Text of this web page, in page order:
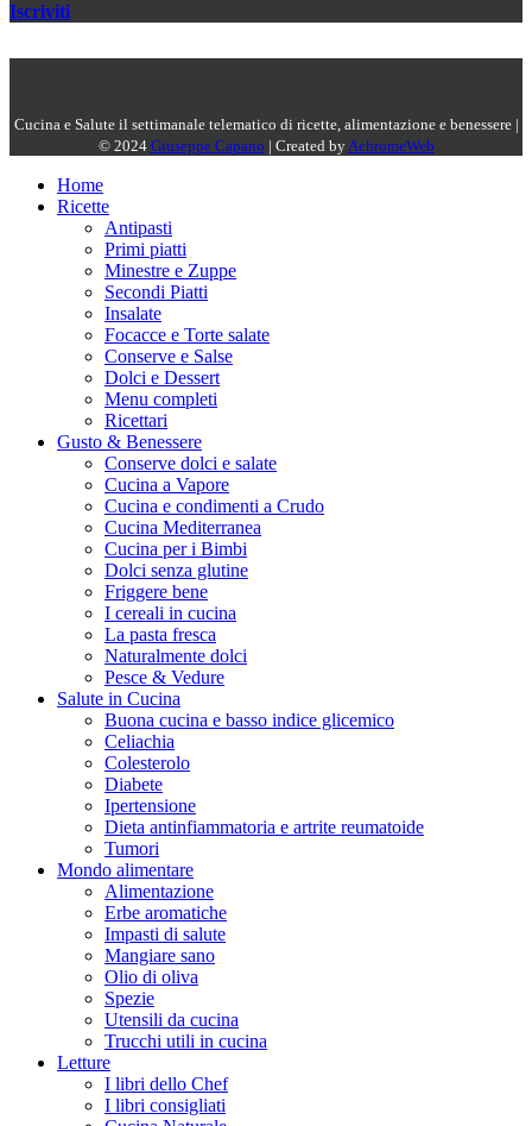
Iscriviti
Cucina e Salute il settimanale telematico di ricette, alimentazione e benessere |
© 2024 Giuseppe Capano | Created byAchromeWeb
Home
Ricette
Antipasti
Primi piatti
Minestre e Zuppe
Secondi Piatti
Insalate
Focacce e Torte salate
Conserve e Salse
Dolci e Dessert
Menu completi
Ricettari
Gusto & Benessere
Conserve dolci e salate
Cucina a Vapore
Cucina e condimenti a Crudo
Cucina Mediterranea
Cucina per i Bimbi
Dolci senza glutine
Friggere bene
I cereali in cucina
La pasta fresca
Naturalmente dolci
Pesce & Vedure
Salute in Cucina
Buona cucina e basso indice glicemico
Celiachia
Colesterolo
Diabete
Ipertensione
Dieta antinfiammatoria e artrite reumatoide
Tumori
Mondo alimentare
Alimentazione
Erbe aromatiche
Impasti di salute
Mangiare sano
Olio di oliva
Spezie
Utensili da cucina
Trucchi utili in cucina
Letture
I libri dello Chef
I libri consigliati